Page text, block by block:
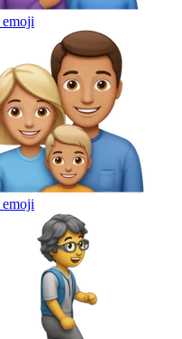
emoji
emoji